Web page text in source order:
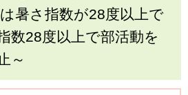
暑さ指数が28度以上で
数28度以上で部活動を
～